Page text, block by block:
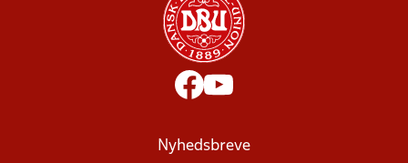
Nyhedsbreve